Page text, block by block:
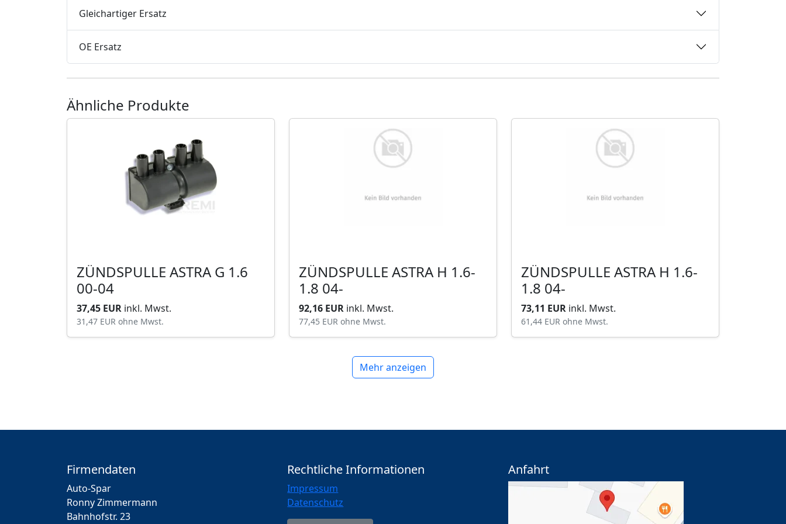
Gleichartiger Ersatz
OE Ersatz
Ähnliche Produkte
ZÜNDSPULLE ASTRA G 1.6
00-04
37,45 EUR inkl. Mwst.
31,47 EUR ohne Mwst.
ZÜNDSPULLE ASTRA H 1.6-
1.8 04-
92,16 EUR inkl. Mwst.
77,45 EUR ohne Mwst.
ZÜNDSPULLE ASTRA H 1.6-
1.8 04-
73,11 EUR inkl. Mwst.
61,44 EUR ohne Mwst.
Mehr anzeigen
Firmendaten
Auto-Spar
Ronny Zimmermann
Bahnhofstr. 23
Rechtliche Informationen
Impressum
Datenschutz
Anfahrt